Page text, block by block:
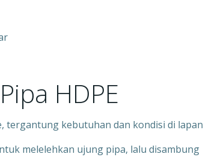
HDPE
tergantung kebutuhan dan kondisi di
melelehkan ujung pipa, lalu disambung